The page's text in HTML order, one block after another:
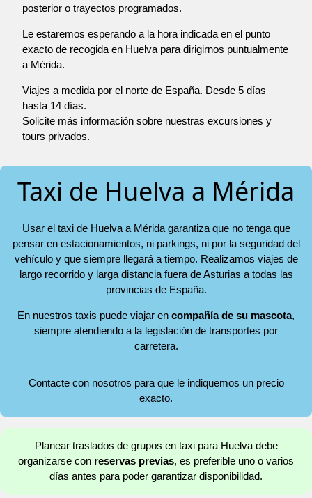
posterior o trayectos programados.
Le estaremos esperando a la hora indicada en el punto
exacto de recogida en Huelva para dirigirnos puntualmente
a Mérida.
Viajes a medida por el norte de España. Desde 5 días
hasta 14 días.
Solicite más información sobre nuestras excursiones y
tours privados.
Taxi de Huelva a Mérida
Usar el taxi de Huelva a Mérida garantiza que no tenga que
pensar en estacionamientos, ni parkings, ni por la seguridad del
vehículo y que siempre llegará a tiempo. Realizamos viajes de
largo recorrido y larga distancia fuera de Asturias a todas las
provincias de España.
En nuestros taxis puede viajar en compañía de su mascota,
siempre atendiendo a la legislación de transportes por
carretera.
Contacte con nosotros para que le indiquemos un precio
exacto.
Planear traslados de grupos en taxi para Huelva debe
organizarse con reservas previas, es preferible uno o varios
días antes para poder garantizar disponibilidad.